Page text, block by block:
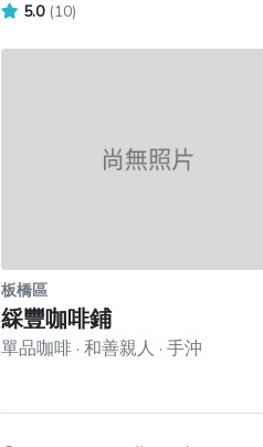
5.0 (10)
板橋區
綵豐咖啡鋪
單品咖啡 · 和善親人 · 手沖